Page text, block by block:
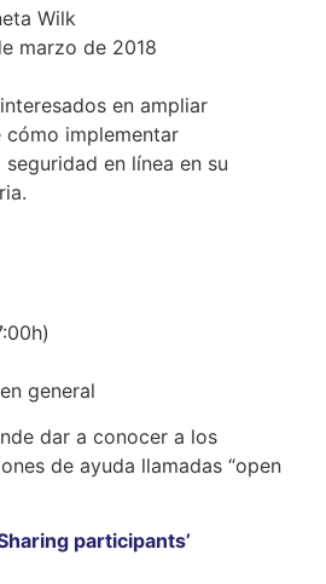
Wilk
marzo de 2018
en ampliar
implementar
en línea en su
general
dar a conocer a los
de ayuda llamadas “open
participants’